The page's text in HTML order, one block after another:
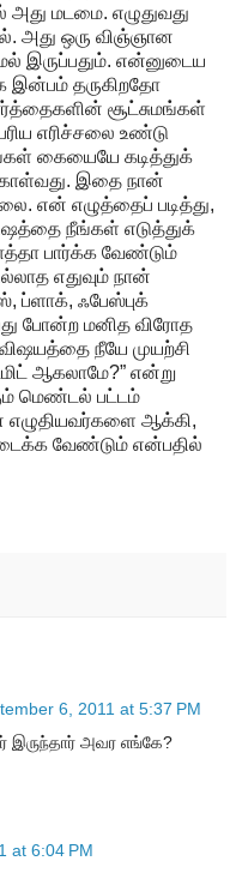
மடமை. எழுதுவது
அது ஒரு விஞ்ஞான
இருப்பதும். என்னுடைய
இன்பம் தருகிறதோ
சூட்சுமங்கள்
எரிச்சலை உண்டு
கையையே கடித்துக்
இதை நான்
என் எழுத்தைப் படித்து,
நீங்கள் எடுத்துக்
பார்க்க வேண்டும்
எதுவும் நான்
ப்ளாக், ஃபேஸ்புக்
போன்ற மனித விரோத
நீயே முயற்சி
ஆகலாமே?” என்று
மெண்டல் பட்டம்
ஆக்கி,
வேண்டும் என்பதில்
6, 2011 at 5:37 PM
இருந்தார் அவர எங்கே?
at 6:04 PM